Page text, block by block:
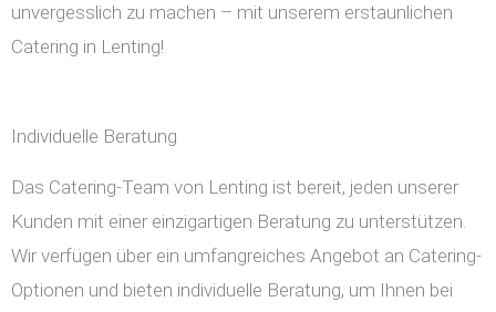
unvergesslich zu machen – mit unserem erstaunlichen
Catering in Lenting!
Individuelle Beratung
Das Catering-Team von Lenting ist bereit, jeden unserer
Kunden mit einer einzigartigen Beratung zu unterstützen.
Wir verfügen über ein umfangreiches Angebot an Catering-
Optionen und bieten individuelle Beratung, um Ihnen bei